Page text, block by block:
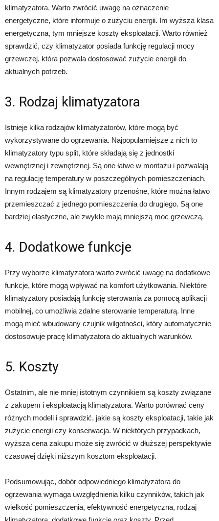
klimatyzatora. Warto zwrócić uwagę na oznaczenie
energetyczne, które informuje o zużyciu energii. Im wyższa klasa
energetyczna, tym mniejsze koszty eksploatacji. Warto również
sprawdzić, czy klimatyzator posiada funkcję regulacji mocy
grzewczej, która pozwala dostosować zużycie energii do
aktualnych potrzeb.
3. Rodzaj klimatyzatora
Istnieje kilka rodzajów klimatyzatorów, które mogą być
wykorzystywane do ogrzewania. Najpopularniejsze z nich to
klimatyzatory typu split, które składają się z jednostki
wewnętrznej i zewnętrznej. Są one łatwe w montażu i pozwalają
na regulację temperatury w poszczególnych pomieszczeniach.
Innym rodzajem są klimatyzatory przenośne, które można łatwo
przemieszczać z jednego pomieszczenia do drugiego. Są one
bardziej elastyczne, ale zwykle mają mniejszą moc grzewczą.
4. Dodatkowe funkcje
Przy wyborze klimatyzatora warto zwrócić uwagę na dodatkowe
funkcje, które mogą wpływać na komfort użytkowania. Niektóre
klimatyzatory posiadają funkcję sterowania za pomocą aplikacji
mobilnej, co umożliwia zdalne sterowanie temperaturą. Inne
mogą mieć wbudowany czujnik wilgotności, który automatycznie
dostosowuje pracę klimatyzatora do aktualnych warunków.
5. Koszty
Ostatnim, ale nie mniej istotnym czynnikiem są koszty związane
z zakupem i eksploatacją klimatyzatora. Warto porównać ceny
różnych modeli i sprawdzić, jakie są koszty eksploatacji, takie jak
zużycie energii czy konserwacja. W niektórych przypadkach,
wyższa cena zakupu może się zwrócić w dłuższej perspektywie
czasowej dzięki niższym kosztom eksploatacji.
Podsumowując, dobór odpowiedniego klimatyzatora do
ogrzewania wymaga uwzględnienia kilku czynników, takich jak
wielkość pomieszczenia, efektywność energetyczna, rodzaj